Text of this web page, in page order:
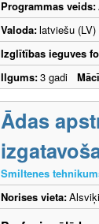
Programmas veids:
Valoda:latviešu (LV)
Izglītības ieguves
Ilgums:3 gadi
Ādas
Smiltenes
Norises vieta:Alsviķi